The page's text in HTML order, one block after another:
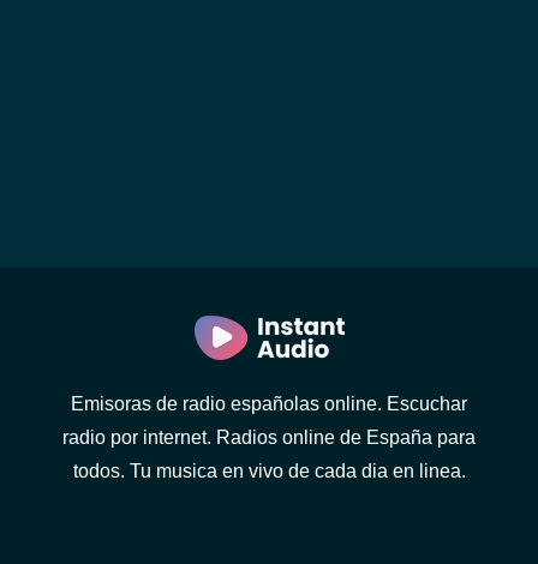
Emisoras de radio españolas online. Escuchar
radio por internet. Radios online de España para
todos. Tu musica en vivo de cada dia en linea.